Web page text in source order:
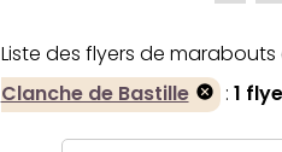
Liste des flyers de
Clanche de Bastille
: 1